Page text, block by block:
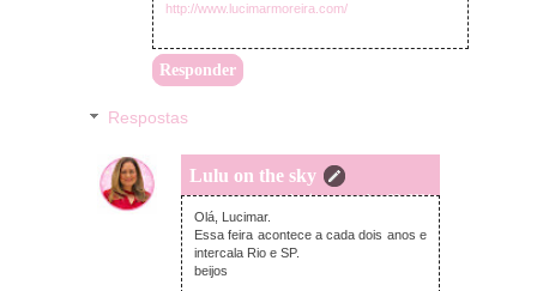
http://www.lucimarmoreira.com/
Responder
Respostas
Lulu on the sky
domingo, setembro 22, 2024
Olá, Lucimar.
Essa feira acontece a cada dois anos e
intercala Rio e SP.
beijos